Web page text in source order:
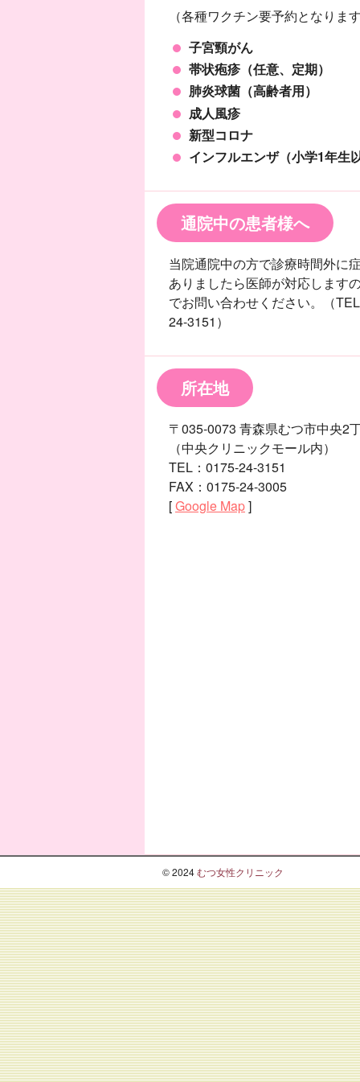
（各種ワクチン要予約となりま
子宮頸がん
帯状疱疹（任意、定期）
肺炎球菌（高齢者用）
成人風疹
新型コロナ
インフルエンザ（小学1年生
通院中の患者様へ
当院通院中の方で診療時間外に
ありましたら医師が対応します
でお問い合わせください。（
24-3151）
所在地
〒035-0073 青森県むつ市中央2
（中央クリニックモール内）
TEL：0175-24-3151
FAX：0175-24-3005
[Google Map]
© 2024むつ女性クリニック